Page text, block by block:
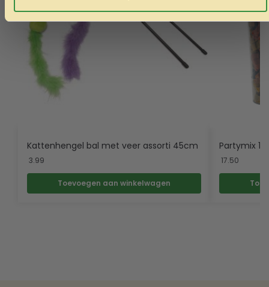
Kattenhengel bal met veer assorti 45cm
3.99
Toevoegen aan winkelwagen
Partymix
17.50